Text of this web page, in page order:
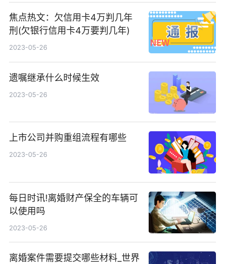
焦点热文：欠信用卡4万判几年
刑(欠银行信用卡4万要判几年)
2023-05-26
遗嘱继承什么时候生效
2023-05-26
上市公司并购重组流程有哪些
2023-05-26
每日时讯!离婚财产保全的车辆可
以使用吗
2023-05-26
离婚案件需要提交哪些材料_世界